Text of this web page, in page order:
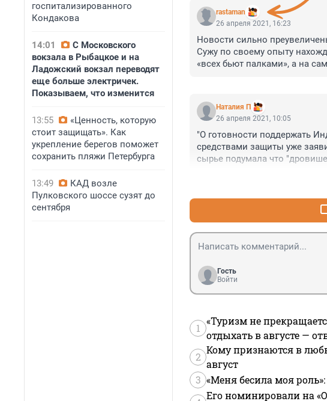
госпитализированного
Кондакова
14:01
С Московского
вокзала в Рыбацкое и на
Ладожский вокзал переводят
еще больше электричек.
Показываем, что изменится
13:55
«Ценность, которую
стоит защищать». Как
укрепление берегов поможет
сохранить пляжи Петербурга
13:49
КАД возле
Пулковского шоссе сузят до
сентября
rastaman
26 апреля 2021, 16:23
Новости сильно
Сужу по своему опыту
«всех бьют палками», а на
Наталия П
26 апреля 2021, 10:05
"О готовности поддержать
средствами защиты уже
сырье подумала что
Гость
Войти
1
«Туризм не
отдыхать в августе —
2
Кому признаются в
август
3 «Меня бесила моя
Его номинировали на